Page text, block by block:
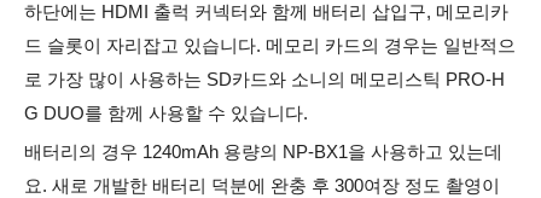
하단에는 HDMI 출럭 커넥터와 함께 배터리 삽입구, 메모리카
드 슬롯이 자리잡고 있습니다. 메모리 카드의 경우는 일반적으
로 가장 많이 사용하는 SD카드와 소니의 메모리스틱 PRO-H
G DUO를 함께 사용할 수 있습니다.
배터리의 경우 1240mAh 용량의 NP-BX1을 사용하고 있는데
요. 새로 개발한 배터리 덕분에 완충 후 300여장 정도 촬영이